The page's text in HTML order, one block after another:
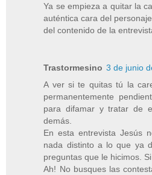
Ya se empieza a quitar la
auténtica cara del
del contenido de la
Trastormesino 3 de junio
A ver si te quitas tú la
permanentemente
para difamar y tratar de
demás.
En esta entrevista Jesús
nada distinto a lo que ya
preguntas que le hicimos.
Ah! No busques las